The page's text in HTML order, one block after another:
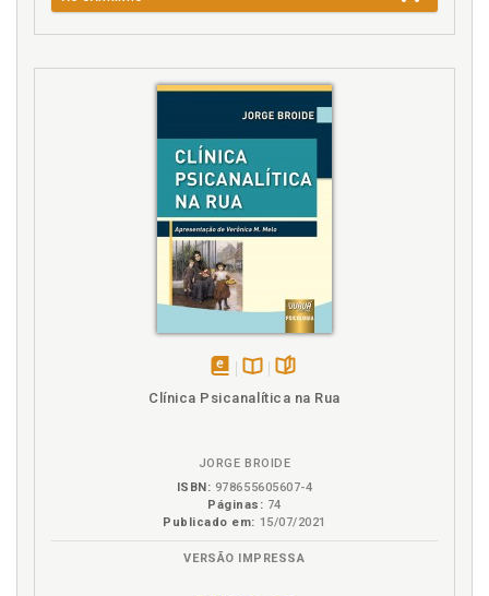
Um preâmbulo acerca da cinética do objeto a, p. 128
Uma teoria freudiana do suicídio, p. 31
Werther e o prelúdio de uma perda devastadora, p.
disponívelDisponível
Clínica Psicanalítica na Rua
JORGE BROIDE
ISBN: 978655605607-4
Páginas: 74
Publicado em: 15/07/2021
VERSÃO IMPRESSA